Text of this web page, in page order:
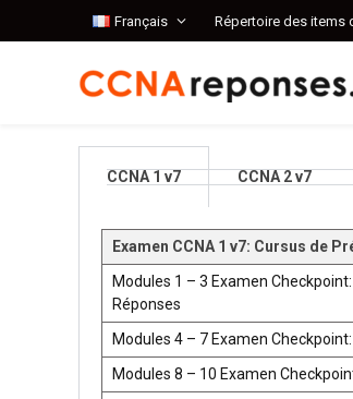
Français Répertoire des items
CCNA 1 v7 CCNA 2 v7
Examen CCNA 1 v7: Cursus de
Modules 1 – 3 Examen
Réponses
Modules 4 – 7 Examen
Modules 8 – 10 Examen